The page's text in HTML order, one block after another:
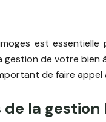
est
gestion de votre bien
de faire appel
de la